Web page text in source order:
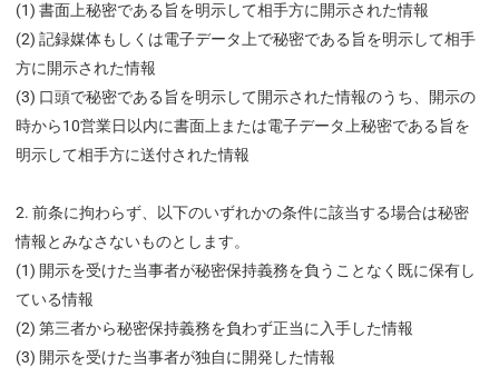
(1) 書面上秘密である旨を明示して相手方に開示された情報
(2) 記録媒体もしくは電子データ上で秘密である旨を明示して相手
方に開示された情報
(3) 口頭で秘密である旨を明示して開示された情報のうち、開示の
時から10営業日以内に書面上または電子データ上秘密である旨を
明示して相手方に送付された情報
前条に拘わらず、以下のいずれかの条件に該当する場合は秘密
情報とみなさないものとします。
(1) 開示を受けた当事者が秘密保持義務を負うことなく既に保有し
ている情報
(2) 第三者から秘密保持義務を負わず正当に入手した情報
(3) 開示を受けた当事者が独自に開発した情報